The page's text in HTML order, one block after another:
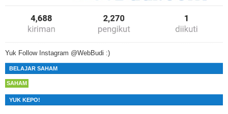
Yuk Follow Instagram @WebBudi :)
BELAJAR SAHAM
SAHAM
YUK KEPO!